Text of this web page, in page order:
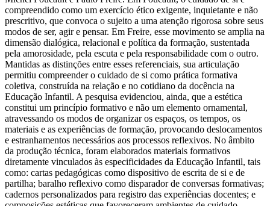
compreendido como um exercício ético exigente, inquietante e não
prescritivo, que convoca o sujeito a uma atenção rigorosa sobre seus
modos de ser, agir e pensar. Em Freire, esse movimento se amplia na
dimensão dialógica, relacional e política da formação, sustentada
pela amorosidade, pela escuta e pela responsabilidade com o outro.
Mantidas as distinções entre esses referenciais, sua articulação
permitiu compreender o cuidado de si como prática formativa
coletiva, construída na relação e no cotidiano da docência na
Educação Infantil. A pesquisa evidenciou, ainda, que a estética
constitui um princípio formativo e não um elemento ornamental,
atravessando os modos de organizar os espaços, os tempos, os
materiais e as experiências de formação, provocando deslocamentos
e estranhamentos necessários aos processos reflexivos. No âmbito
da produção técnica, foram elaborados materiais formativos
diretamente vinculados às especificidades da Educação Infantil, tais
como: cartas pedagógicas como dispositivo de escrita de si e de
partilha; baralho reflexivo como disparador de conversas formativas;
cadernos personalizados para registro das experiências docentes; e